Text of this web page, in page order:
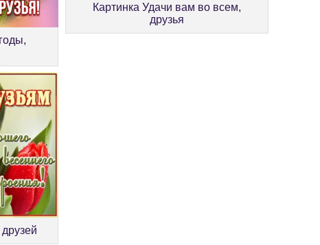
Картинка Удачи вам во всем,
друзья